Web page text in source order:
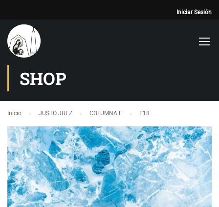
Iniciar Sesión
SHOP
Inicio JUSTO JUEZ COLUMNA E E18